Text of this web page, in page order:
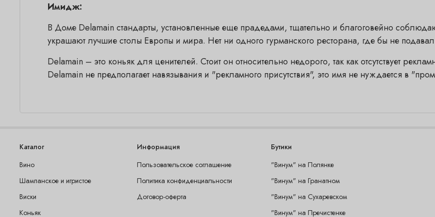
Имидж:
В Доме Delamain стандарты, установленные еще прадедами, тщательно и благоговейно
украшают лучшие столы Европы и мира. Нет ни одного гурманского ресторана, где бы не
Delamain – это коньяк для ценителей. Стоит он относительно недорого, так как отсутствует
Delamain не предполагает навязывания и "рекламного присутствия", это имя не нуждается в
Каталог
Вино
Шампанское и игристое
Виски
Коньяк
Информация
Пользовательское соглашение
Политика конфиденциальности
Договор-оферта
Бутики
"Винум" на Полянке
"Винум" на Гранатном
"Винум" на Сухаревском
"Винум" на Пречистенке